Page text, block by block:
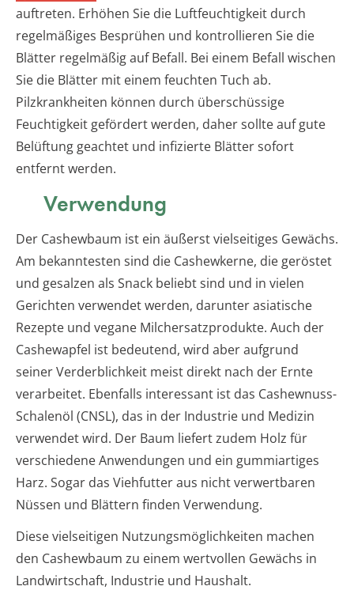
auftreten. Erhöhen Sie die Luftfeuchtigkeit durch
regelmäßiges Besprühen und kontrollieren Sie die
Blätter regelmäßig auf Befall. Bei einem Befall wischen
Sie die Blätter mit einem feuchten Tuch ab.
Pilzkrankheiten können durch überschüssige
Feuchtigkeit gefördert werden, daher sollte auf gute
Belüftung geachtet und infizierte Blätter sofort
entfernt werden.
Verwendung
Der Cashewbaum ist ein äußerst vielseitiges Gewächs.
Am bekanntesten sind die Cashewkerne, die geröstet
und gesalzen als Snack beliebt sind und in vielen
Gerichten verwendet werden, darunter asiatische
Rezepte und vegane Milchersatzprodukte. Auch der
Cashewapfel ist bedeutend, wird aber aufgrund
seiner Verderblichkeit meist direkt nach der Ernte
verarbeitet. Ebenfalls interessant ist das Cashewnuss-
Schalenöl (CNSL), das in der Industrie und Medizin
verwendet wird. Der Baum liefert zudem Holz für
verschiedene Anwendungen und ein gummiartiges
Harz. Sogar das Viehfutter aus nicht verwertbaren
Nüssen und Blättern finden Verwendung.
Diese vielseitigen Nutzungsmöglichkeiten machen
den Cashewbaum zu einem wertvollen Gewächs in
Landwirtschaft, Industrie und Haushalt.